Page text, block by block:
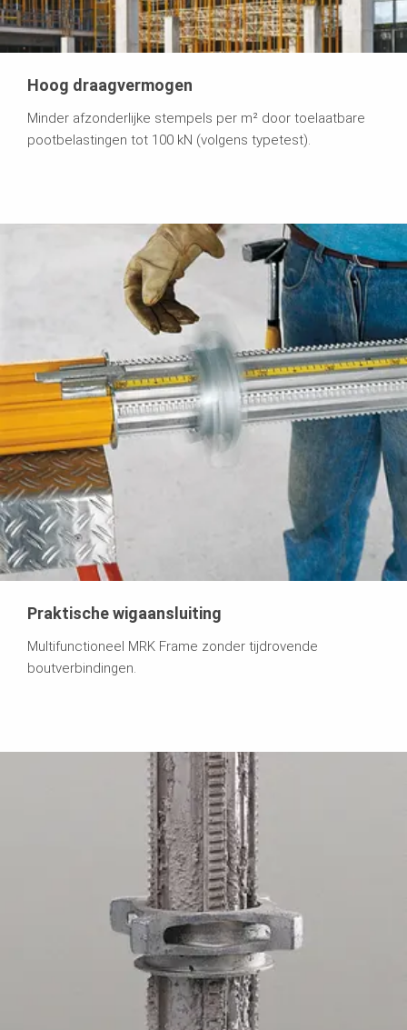
Hoog draagvermogen
Minder afzonderlijke stempels per m² door toelaatbare
pootbelastingen tot 100 kN (volgens typetest).
Praktische wigaansluiting
Multifunctioneel MRK Frame zonder tijdrovende
boutverbindingen.